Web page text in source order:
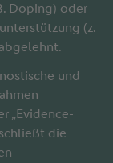
Doping) oder
(z.
und
„Evidence-
die